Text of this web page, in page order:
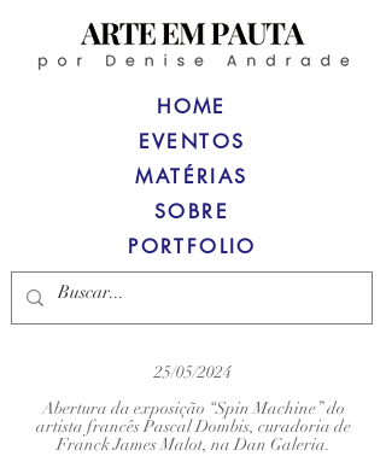
HOME
MATÉRIAS
SOBRE
PORTFOLIO
EVENTOS
25/05/2024
Abertura da exposição “Spin Machine” do
artista francês Pascal Dombis, curadoria de
Franck James Malot, na Dan Galeria.